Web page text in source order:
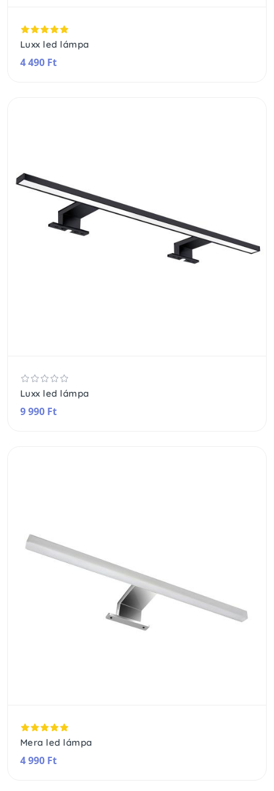
Luxx led lámpa
4 490 Ft
Luxx led lámpa
9 990 Ft
Mera led lámpa
4 990 Ft